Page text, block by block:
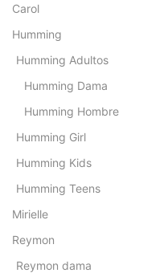
Carol
Humming
Humming Adultos
Humming Dama
Humming Hombre
Humming Girl
Humming Kids
Humming Teens
Mirielle
Reymon
Reymon dama